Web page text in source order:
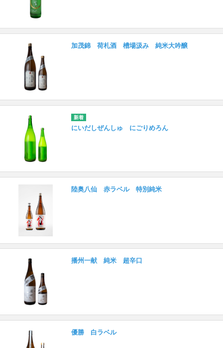
加茂錦 荷札酒 槽場汲み 純米大吟醸
にいだしぜんしゅ にごりめろん
陸奥八仙 赤ラベル 特別純米
播州一献 純米 超辛口
優勝 白ラベル